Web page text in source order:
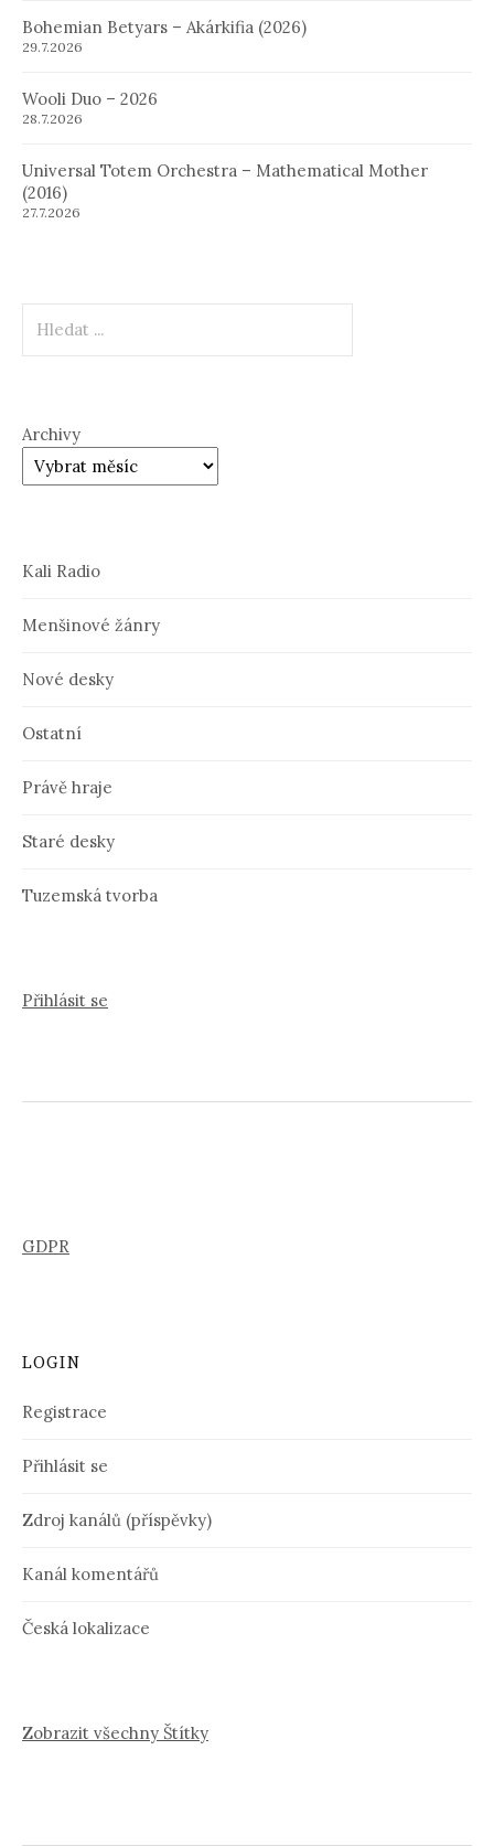
Bohemian Betyars – Akárkifia (2026)
29.7.2026
Wooli Duo – 2026
28.7.2026
Universal Totem Orchestra – Mathematical Mother
(2016)
27.7.2026
Archivy
Kali Radio
Menšinové žánry
Nové desky
Ostatní
Právě hraje
Staré desky
Tuzemská tvorba
Přihlásit se
GDPR
LOGIN
Registrace
Přihlásit se
Zdroj kanálů (příspěvky)
Kanál komentářů
Česká lokalizace
Zobrazit všechny Štítky